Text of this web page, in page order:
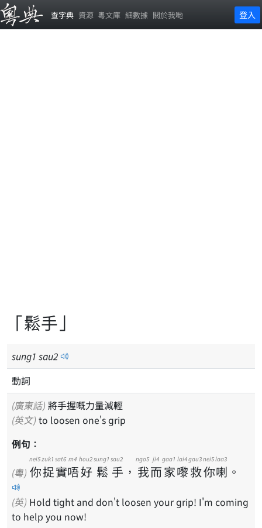
查字典 資源 粵文庫 細數據 關於我哋 登入
「鬆手」
sung1 sau2
動詞
(廣東話) 將手握嘅力量減輕
(英文) to loosen one's grip
例句：
(粵) 你
nei5
捉
zuk1
實
sat6
唔
m4
好
hou2
鬆
sung1
手
sau2
， 我
ngo5
而
ji4
家
gaa1
嚟
lai4
救
gau3
你
nei5
喇
laa3
。
(英) Hold tight and don't loosen your grip! I'm coming
to help you now!